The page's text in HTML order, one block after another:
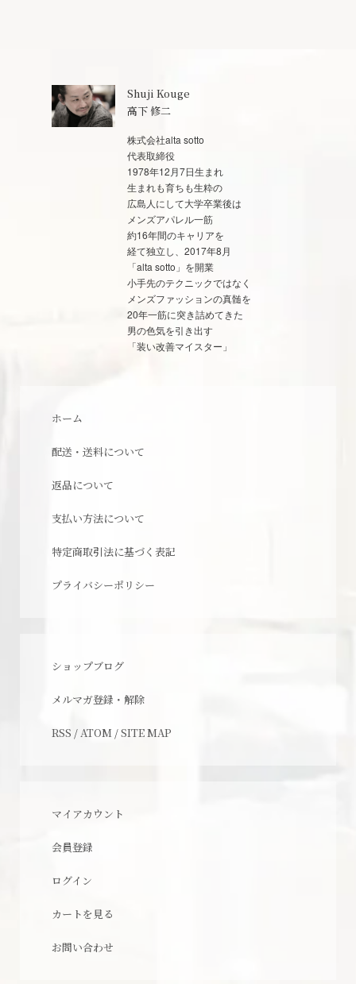
Shuji Kouge
高下 修二
株式会社alta sotto
代表取締役
1978年12月7日生まれ
生まれも育ちも生粋の
広島人にして大学卒業後は
メンズアパレル一筋
約16年間のキャリアを
経て独立し、2017年8月
「alta sotto」を開業
小手先のテクニックではなく
メンズファッションの真髄を
20年一筋に突き詰めてきた
男の色気を引き出す
「装い改善マイスター」
ホーム
配送・送料について
返品について
支払い方法について
特定商取引法に基づく表記
プライバシーポリシー
ショップブログ
メルマガ登録・解除
RSS /ATOM /SITE MAP
マイアカウント
会員登録
ログイン
カートを見る
お問い合わせ